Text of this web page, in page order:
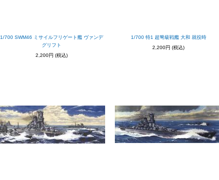
1/700 SWM46 ミサイルフリゲート艦 ヴァンデ
グリフト
2,200円 (税込)
1/700 特1 超弩級戦艦 大和 就役時
2,200円 (税込)